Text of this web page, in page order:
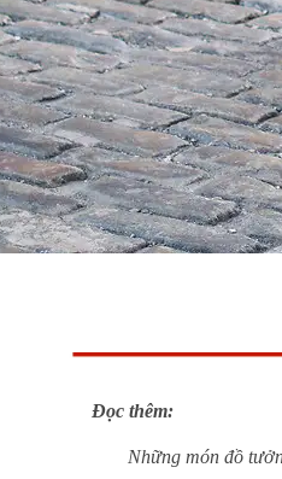
Đọc thêm:
Những món đồ